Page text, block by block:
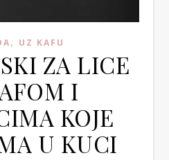
, UZ KAFU
ZA LICE
I
KOJE
U KUCI